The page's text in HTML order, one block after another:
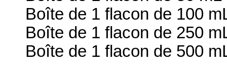
Boîte de 1 flacon de 100
Boîte de 1 flacon de 250
Boîte de 1 flacon de 500